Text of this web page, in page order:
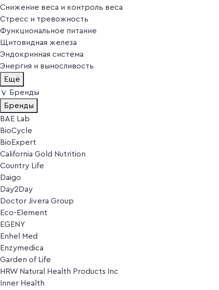
Снижение веса и контроль веса
Стресс и тревожность
Функциональное питание
Щитовидная железа
Эндокринная система
Энергия и выносливость
Ещё
Бренды
Бренды
BAE Lab
BioCycle
BioExpert
California Gold Nutrition
Country Life
Daigo
Day2Day
Doctor Jivera Group
Eco-Element
EGENY
Enhel Med
Enzymedica
Garden of Life
HRW Natural Health Products Inc
Inner Health